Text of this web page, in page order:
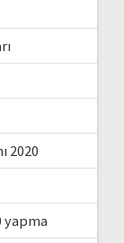
2020
yapma